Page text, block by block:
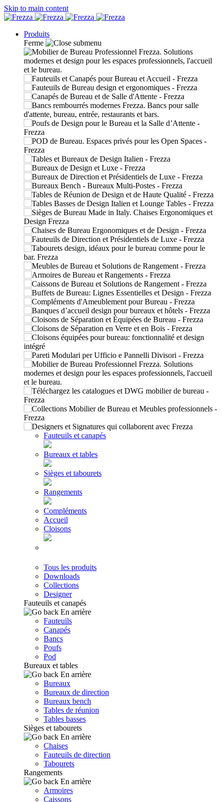
Skip to main content
Produits
Ferme
Fauteuils et canapés
Bureaux et tables
Sièges et tabourets
Rangements
Compléments
Accueil
Cloisons
Tous les produits
Downloads
Collections
Designer
Fauteuils et canapés
En arrière
Fauteuils
Canapés
Bancs
Poufs
Pod
Bureaux et tables
En arrière
Bureaux
Bureaux de direction
Bureaux bench
Tables de réunion
Tables basses
Sièges et tabourets
En arrière
Chaises
Fauteuils de direction
Tabourets
Rangements
En arrière
Armoires
Caissons